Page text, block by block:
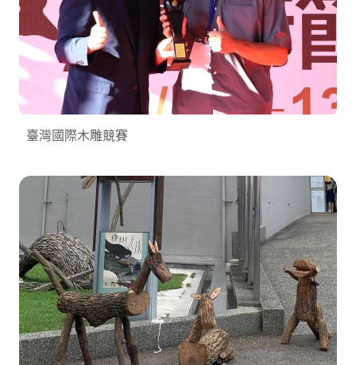
臺灣國際木雕競賽